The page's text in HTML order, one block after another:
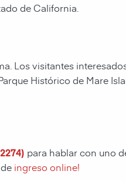
de California.
Los visitantes
Histórico de Mare
para hablar con uno
ingreso online!